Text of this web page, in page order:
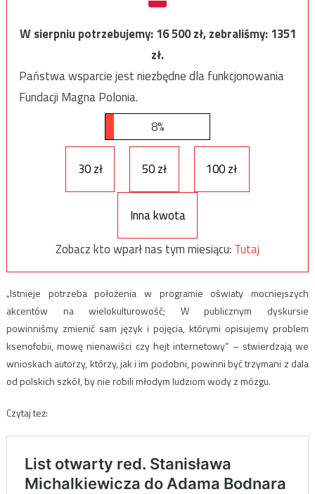
W sierpniu potrzebujemy:16 500zł, zebraliśmy:1351
zł.
Państwa wsparcie jest niezbędne dla funkcjonowania
Fundacji Magna Polonia.
8%
30 zł 50 zł 100 zł
Inna kwota
Zobacz kto wparł nas tym miesiącu: Tutaj
„Istnieje potrzeba położenia w programie oświaty mocniejszych
akcentów na wielokulturowość; W publicznym dyskursie
powinniśmy zmienić sam język i pojęcia, którymi opisujemy problem
ksenofobii, mowę nienawiści czy hejt internetowy” – stwierdzają we
wnioskach autorzy, którzy, jak i im podobni, powinni być trzymani z dala
od polskich szkół, by nie robili młodym ludziom wody z mózgu.
Czytaj też: